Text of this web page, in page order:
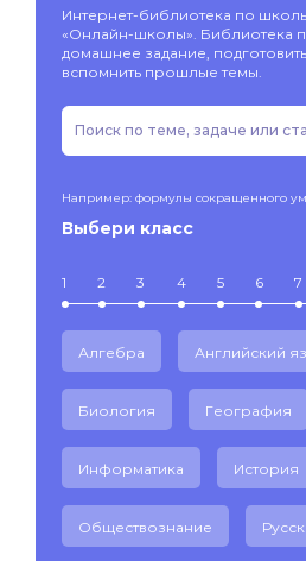
Интернет-библиотека по
«Онлайн-школы». Библиотека
домашнее задание,
вспомнить прошлые темы.
Например: формулы сокращенного
Выбери класс
1 2 3 4 5 6 7
Алгебра Английский
Биология География
Информатика История
Обществознание